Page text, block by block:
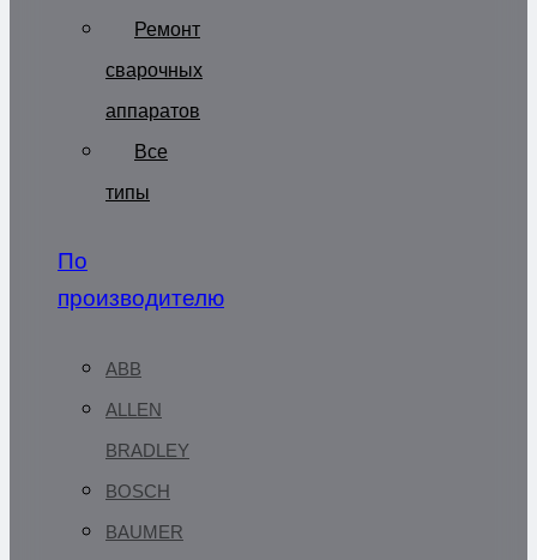
Ремонт
сварочных
аппаратов
Все
типы
По
производителю
ABB
ALLEN
BRADLEY
BOSCH
BAUMER